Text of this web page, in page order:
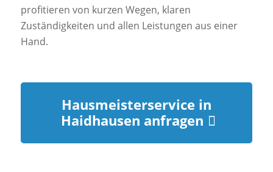
profitieren von kurzen Wegen, klaren
Zuständigkeiten und allen Leistungen aus einer
Hand.
Hausmeisterservice in
Haidhausen anfragen